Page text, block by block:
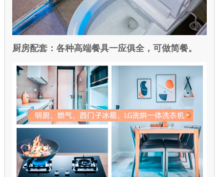
厨房配套： 各种高端餐具一应俱全，可做简餐。